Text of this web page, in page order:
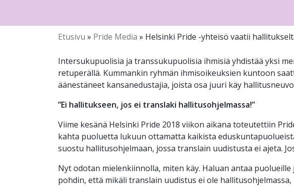
Etusivu » Pride Media » Helsinki Pride -yhteisö vaatii
Intersukupuolisia ja transsukupuolisia ihmisiä yhdistää yksi
retuperällä. Kummankin ryhmän ihmisoikeuksien kuntoon
äänestäneet kansanedustajia, joista osa juuri käy
”Ei hallitukseen, jos ei translaki hallitusohjelmassa!”
Viime kesänä Helsinki Pride 2018 viikon aikana toteutettiin
kahta puoluetta lukuun ottamatta kaikista
suostu hallitusohjelmaan, jossa translain uudistusta ei ajeta.
Nyt odotan mielenkiinnolla, miten käy. Haluan antaa
pohdin, että mikäli translain uudistus ei ole